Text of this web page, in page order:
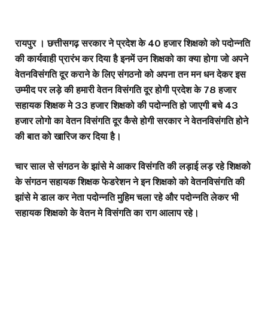
रायपुर । छत्तीसगढ़ सरकार ने प्रदेश के 40 हजार शिक्षको को पदोन्नति
की कार्यवाही प्रारंभ कर दिया है इनमें उन शिक्षको का क्या होगा जो अपने
वेतनविसंगति दूर कराने के लिए संगठनो को अपना तन मन धन देकर इस
उम्मीद पर लड़े की हमारी वेतन विसंगति दूर होगी प्रदेश के 78 हजार
सहायक शिक्षक मे 33 हजार शिक्षको की पदोन्नति हो जाएगी बचे 43
हजार लोगो का वेतन विसंगति दूर कैसे होगी सरकार ने वेतनविसंगति होने
की बात को खारिज कर दिया है।
चार साल से संगठन के झांसे मे आकर विसंगति की लड़ाई लड़ रहे शिक्षको
के संगठन सहायक शिक्षक फेडरेशन ने इन शिक्षको को वेतनविसंगति की
झांसे मे डाल कर नेता पदोन्नति मुहिम चला रहे और पदोन्नति लेकर भी
सहायक शिक्षको के वेतन मे विसंगति का राग आलाप रहे।